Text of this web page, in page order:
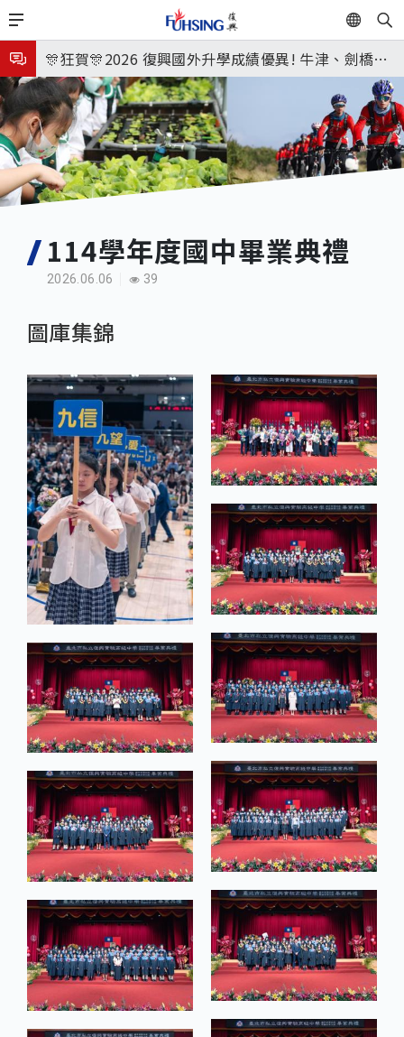
移
至
主
內
容
EN
🎉🎉🎉狂賀! 12望蘇同學榮錄MIT麻省理工學院，本校
連續兩年錄取世界第一學府！
🎊狂賀🎊2026 復興國外升學成績優異! 牛津、劍橋首
次雙星閃耀✨
115年校本部大學榜單再創佳績🎉，32％達醫學系錄
取標準、62%達台大錄取標準。各組合4科60級分9人
🎊
7月27日 中學暑輔開始
8月3日 分科成績公布
🎉🎉🎉狂賀! 12望蘇同學榮錄MIT麻省理工學院，本校
連續兩年錄取世界第一學府！
114學年度國中畢業典禮
2026.06.06 39
圖庫集錦